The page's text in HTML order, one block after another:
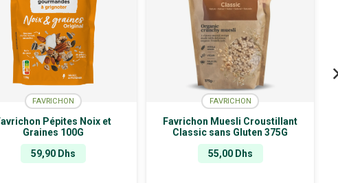
FAVRICHON
Pépites Noix et
Graines 100G
59,90 Dhs
FAVRICHON
Favrichon Muesli Croustillant
Classic sans Gluten 375G
55,00 Dhs